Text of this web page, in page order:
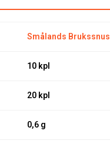
Smålands Brukssnus
10 kpl
20 kpl
0,6 g